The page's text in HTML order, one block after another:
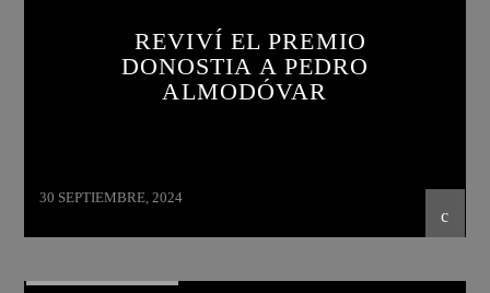
REVIVÍ EL PREMIO
DONOSTIA A PEDRO
ALMODÓVAR
30 SEPTIEMBRE, 2024